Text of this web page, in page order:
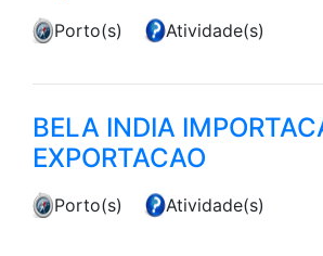
Porto(s) Atividade(s)
BELA INDIA
EXPORTACAO
Porto(s) Atividade(s)